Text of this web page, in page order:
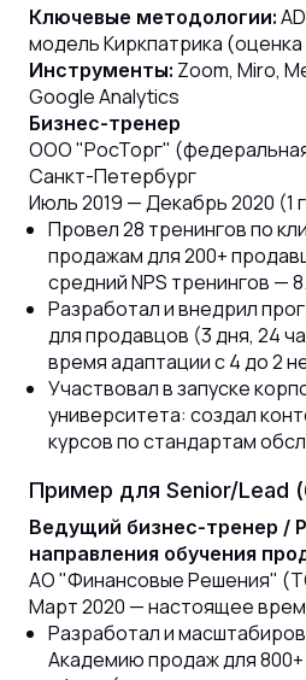
Ключевые методологии:
модель Киркпатрика (оценка
Инструменты: Zoom, Miro,
Google Analytics
Бизнес-тренер
ООО "РосТорг"
Санкт-Петербург
Июль 2019 — Декабрь 2020 (1
Провел 28 тренингов по
продажам для 200+
средний NPS тренингов —
Разработал и внедрил
для продавцов (3 дня, 24
время адаптации с 4 до 2
Участвовал в запуске
университета: создал
курсов по стандартам
Пример для Senior/Lead
Ведущий бизнес-тренер /
направления обучения
АО "Финансовые Решения"
Март 2020 — настоящее
Разработал и
Академию продаж для